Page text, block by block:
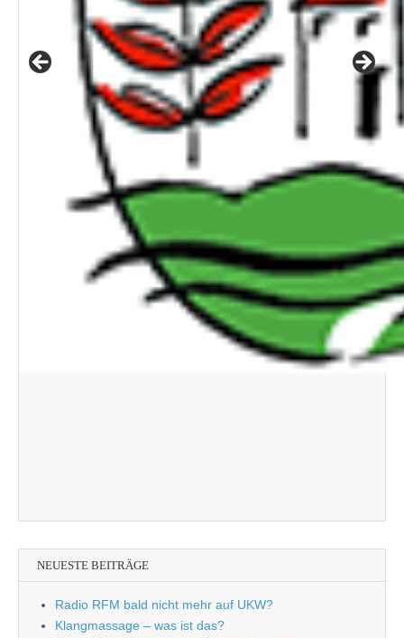
NEUESTE BEITRÄGE
Radio RFM bald nicht mehr auf UKW?
Klangmassage – was ist das?